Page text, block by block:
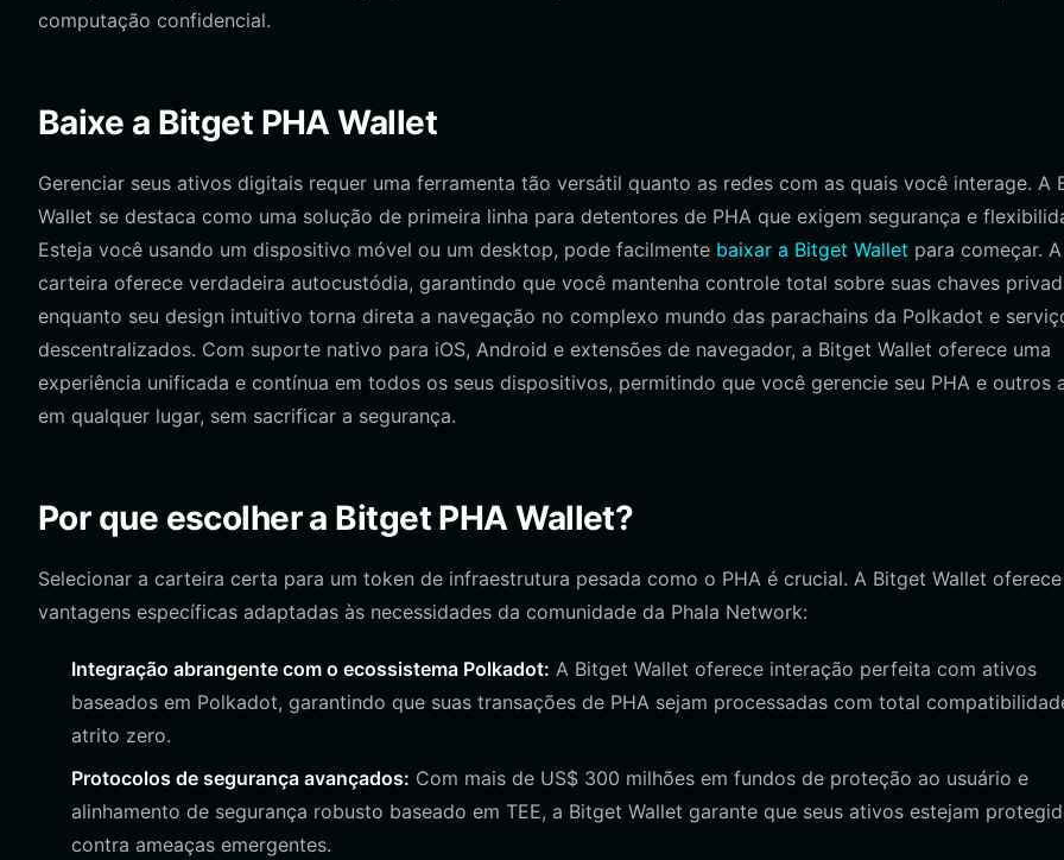
computação confidencial.
Baixe a Bitget PHA Wallet
Gerenciar seus ativos digitais requer uma ferramenta tão versátil quanto as redes com as quais você interage. A
Wallet se destaca como uma solução de primeira linha para detentores de PHA que exigem segurança e
Esteja você usando um dispositivo móvel ou um desktop, pode facilmente baixar a Bitget Wallet para começar. A
carteira oferece verdadeira autocustódia, garantindo que você mantenha controle total sobre suas chaves
enquanto seu design intuitivo torna direta a navegação no complexo mundo das parachains da Polkadot e
descentralizados. Com suporte nativo para iOS, Android e extensões de navegador, a Bitget Wallet oferece uma
experiência unificada e contínua em todos os seus dispositivos, permitindo que você gerencie seu PHA e outros
em qualquer lugar, sem sacrificar a segurança.
Por que escolher a Bitget PHA Wallet?
Selecionar a carteira certa para um token de infraestrutura pesada como o PHA é crucial. A Bitget Wallet oferece
vantagens específicas adaptadas às necessidades da comunidade da Phala Network:
Integração abrangente com o ecossistema Polkadot: A Bitget Wallet oferece interação perfeita com ativos
baseados em Polkadot, garantindo que suas transações de PHA sejam processadas com total
atrito zero.
Protocolos de segurança avançados: Com mais de US$ 300 milhões em fundos de proteção ao usuário e
alinhamento de segurança robusto baseado em TEE, a Bitget Wallet garante que seus ativos estejam
contra ameaças emergentes.